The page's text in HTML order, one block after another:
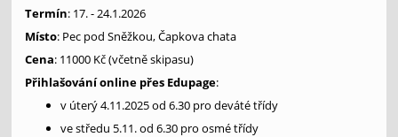
Termín: 17. - 24.1.2026
Místo: Pec pod Sněžkou, Čapkova chata
Cena: 11000 Kč (včetně skipasu)
Přihlašování online přes Edupage:
v úterý 4.11.2025 od 6.30 pro deváté třídy
ve středu 5.11. od 6.30 pro osmé třídy